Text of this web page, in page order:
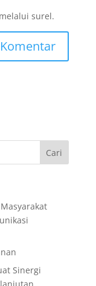
surel.
Sinergi